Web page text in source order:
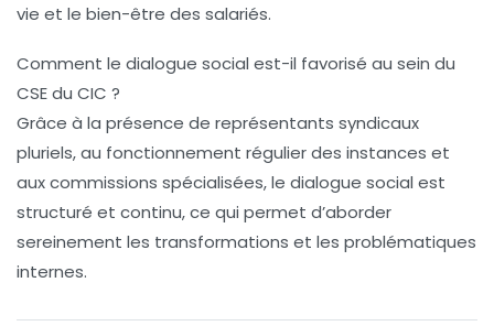
vie et le bien-être des salariés.
Comment le dialogue social est-il favorisé au sein du
CSE du CIC ?
Grâce à la présence de représentants syndicaux
pluriels, au fonctionnement régulier des instances et
aux commissions spécialisées, le dialogue social est
structuré et continu, ce qui permet d’aborder
sereinement les transformations et les problématiques
internes.